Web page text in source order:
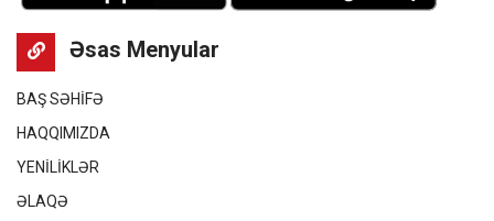
Əsas Menyular
BAŞ SƏHİFƏ
HAQQIMIZDA
YENİLİKLƏR
ƏLAQƏ